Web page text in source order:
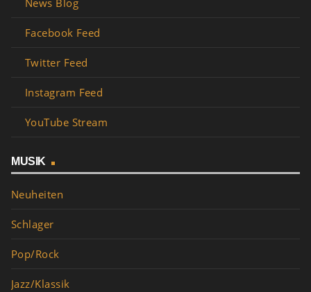
News Blog
Facebook Feed
Twitter Feed
Instagram Feed
YouTube Stream
MUSIK
Neuheiten
Schlager
Pop/Rock
Jazz/Klassik